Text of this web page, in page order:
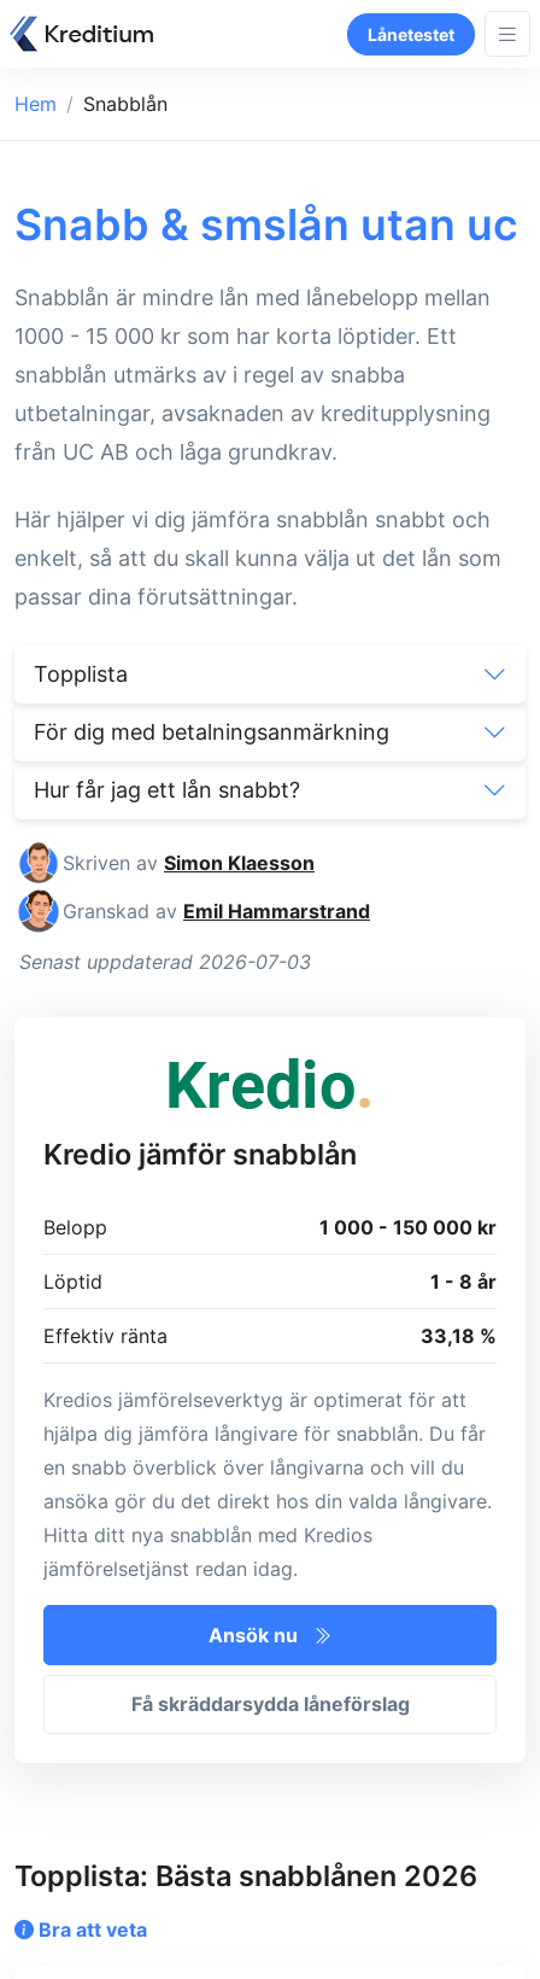
Lånetestet
Hem Snabblån
Snabb & smslån utan uc
Snabblån är mindre lån med lånebelopp mellan
1000 - 15 000 kr som har korta löptider. Ett
snabblån utmärks av i regel av snabba
utbetalningar, avsaknaden av kreditupplysning
från UC AB och låga grundkrav.
Här hjälper vi dig jämföra snabblån snabbt och
enkelt, så att du skall kunna välja ut det lån som
passar dina förutsättningar.
Topplista
För dig med betalningsanmärkning
Hur får jag ett lån snabbt?
Skriven av Simon Klaesson
Granskad av Emil Hammarstrand
Senast uppdaterad 2026-07-03
Kredio jämför snabblån
Belopp 1 000 - 150 000 kr
Löptid 1 - 8 år
Effektiv ränta 33,18 %
Kredios jämförelseverktyg är optimerat för att
hjälpa dig jämföra långivare för snabblån. Du får
en snabb överblick över långivarna och vill du
ansöka gör du det direkt hos din valda långivare.
Hitta ditt nya snabblån med Kredios
jämförelsetjänst redan idag.
Ansök nu
Få skräddarsydda låneförslag
Topplista: Bästa snabblånen 2026
Bra att veta